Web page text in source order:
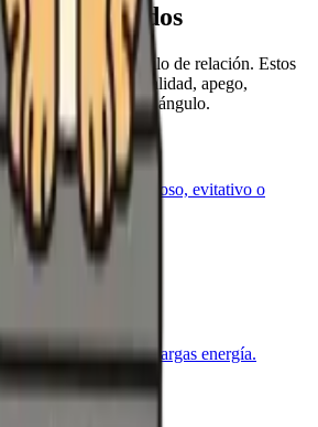
relacionados
de entender tu estilo de relación. Estos
a explorar personalidad, apego,
relación desde otro ángulo.
es seguro, ansioso, evitativo o
socializas y recargas energía.